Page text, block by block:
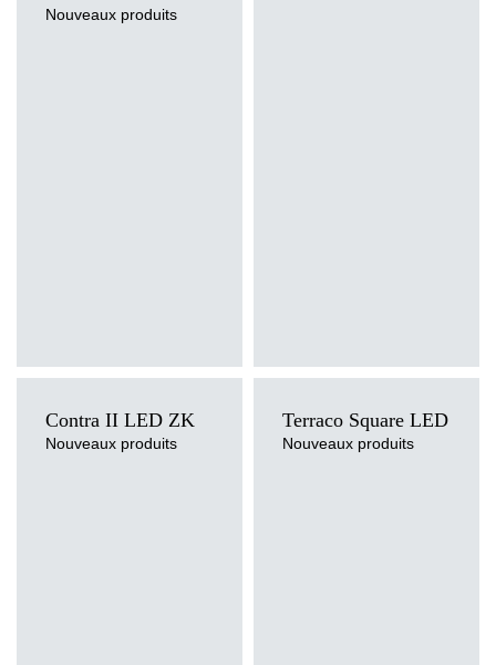
Nouveaux produits
Contra II LED ZK
Nouveaux produits
Terraco Square LED
Nouveaux produits